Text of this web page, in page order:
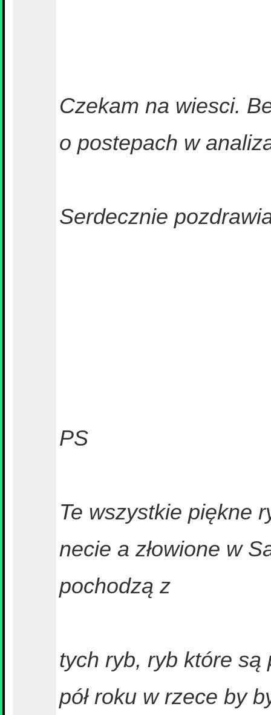
Czekam na wiesci.
o postepach w
Serdecznie
PS
Te wszystkie piękne
necie a złowione w
pochodzą z
tych ryb, ryb które
pół roku w rzece by